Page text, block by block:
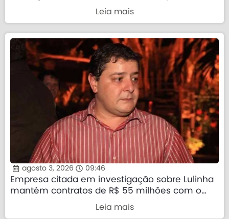
Leia mais
agosto 3, 2026 09:46
Empresa citada em investigação sobre Lulinha
mantém contratos de R$ 55 milhões com o
Leia mais